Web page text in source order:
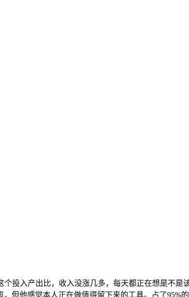
入产出比，收入没涨几多，每天都正在想是不是
但他感觉本人正在做值得留下来的工具。占了95%